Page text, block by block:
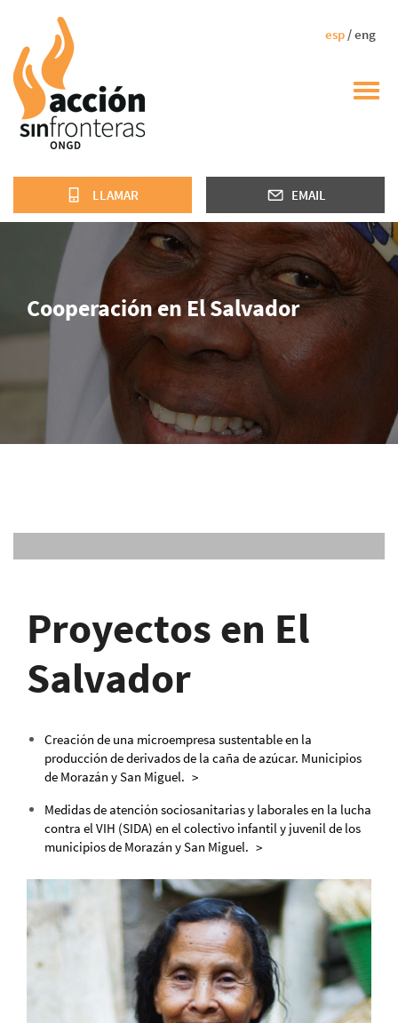
esp/ eng
LLAMAR EMAIL
Cooperación en El Salvador
Proyectos en El
Salvador
Creación de una microempresa sustentable en la
producción de derivados de la caña de azúcar. Municipios
de Morazán y San Miguel.
Medidas de atención sociosanitarias y laborales en la lucha
contra el VIH (SIDA) en el colectivo infantil y juvenil de los
municipios de Morazán y San Miguel.